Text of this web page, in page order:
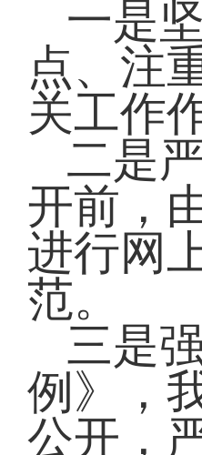
一是
点、注
关工作
二是
开前，
进行网
范。
三是
例》，
公开，